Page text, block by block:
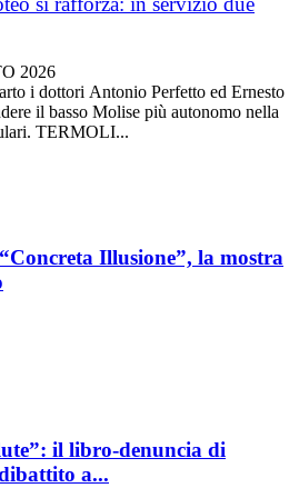
2026
i dottori Antonio Perfetto ed Ernesto
il basso Molise più autonomo nella
TERMOLI...
Illusione”, la mostra
il libro-denuncia di
a...